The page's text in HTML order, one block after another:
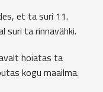
et ta suri 11.
suri ta rinnavähki.
hoiatas ta
kogu maailma.